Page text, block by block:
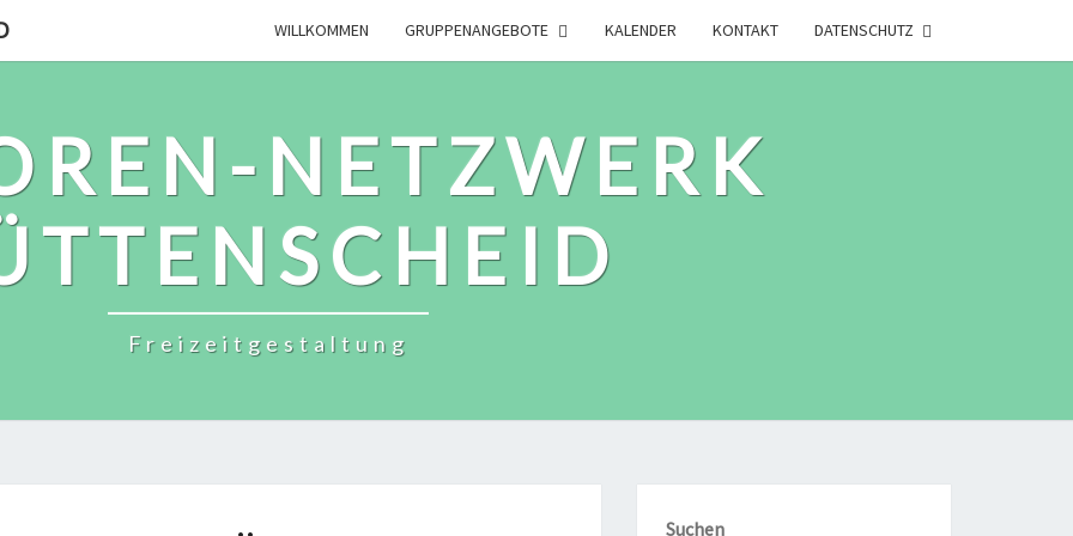
WILLKOMMEN GRUPPENANGEBOTE KALENDER KONTAKT DATENSCHUTZ
NETZWERK
Freizeitgestaltung
Suchen